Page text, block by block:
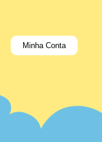
Minha Conta